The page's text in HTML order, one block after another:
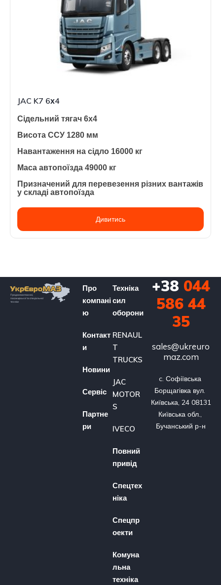
JAC K7 6х4
Сідельний тягач 6х4
Висота ССУ 1280 мм
Навантаження на сідло 16000 кг
Маса автопоїзда 49000 кг
Призначений для перевезення різних вантажів
у складі автопоїзда
Дивитись
Про
компані
ю
Контакт
и
Новини
Сервіс
Партне
ри
Техніка
сил
оборони
RENAUL
T
TRUCKS
JAC
MOTOR
S
IVECO
Повний
привід
Спецтех
ніка
Спецпр
оекти
Комуна
льна
техніка
+38 044
586 44
35
sales@ukreuro
maz.com
c. Софіївська
Борщагівка вул.
Київська, 24 08131
Київська обл.,
Бучанський р-н